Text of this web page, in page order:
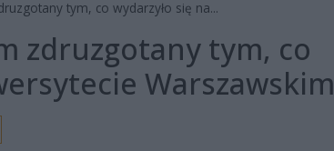
tym, co wydarzyło się na...
zdruzgotany tym, co
Warszawskim